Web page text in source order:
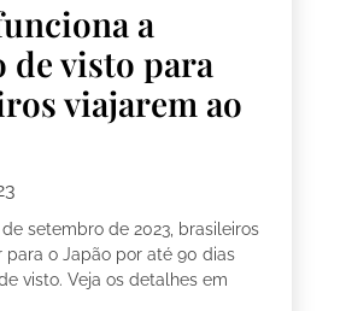
a
de visto para
viajarem ao
setembro de 2023, brasileiros
para o Japão por até 90 dias
visto. Veja os detalhes em